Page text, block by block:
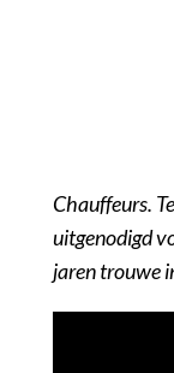
Chauffeurs.
uitgenodigd
jaren trouwe